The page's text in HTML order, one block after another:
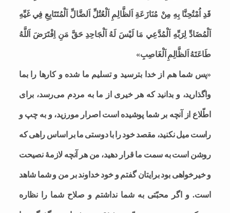
قَدِ اُمْتُحِنَّا بِهِ مِنْ مُنَازَعَةِ اَلظَّالِمِ اَلْعُتُلِّ اَلضَّالِّ اَلْمُتَتَابِعِ فِي غَيِّهِ
اَلْمُضَادِّ لِرَبِّهِ اَلْمُدَّعِي مَا لَيْسَ لَهُ اَلْجَاحِدِ حَقَّ مَنِ اِفْتَرَضَ اَللَّهُ
طَاعَتَهُ اَلظَّالِمِ اَلْغَاصِبِ»
«پس شما هم از خدا بترسيد و تسليم ما شده و كارها را بما
واگذاريد، و بدانيد كه هر خيرى از ما به مردم مى‌رسد، براى
اطّلاع از آنچه بر شما پوشيده است اصرار مورزيد، و به چپ و
راست ميل نكنيد، مقصد خود را با دوستى ما بر اساس راهى كه
روشن است به سمت ما قرار دهيد، من هر آنچه لازمۀ نصيحت
و خيرخواهى بود برايتان گفتم و خود خداوند بر من و شما شاهد
است. و اگر محبّتى به شما نداشتم و صلاح شما را نظاره